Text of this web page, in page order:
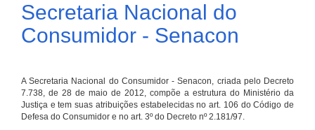
Secretaria Nacional do
Consumidor - Senacon
A Secretaria Nacional do Consumidor - Senacon, criada pelo Decreto
7.738, de 28 de maio de 2012, compõe a estrutura do Ministério da
Justiça e tem suas atribuições estabelecidas no art. 106 do Código de
Defesa do Consumidor e no art. 3º do Decreto nº 2.181/97.